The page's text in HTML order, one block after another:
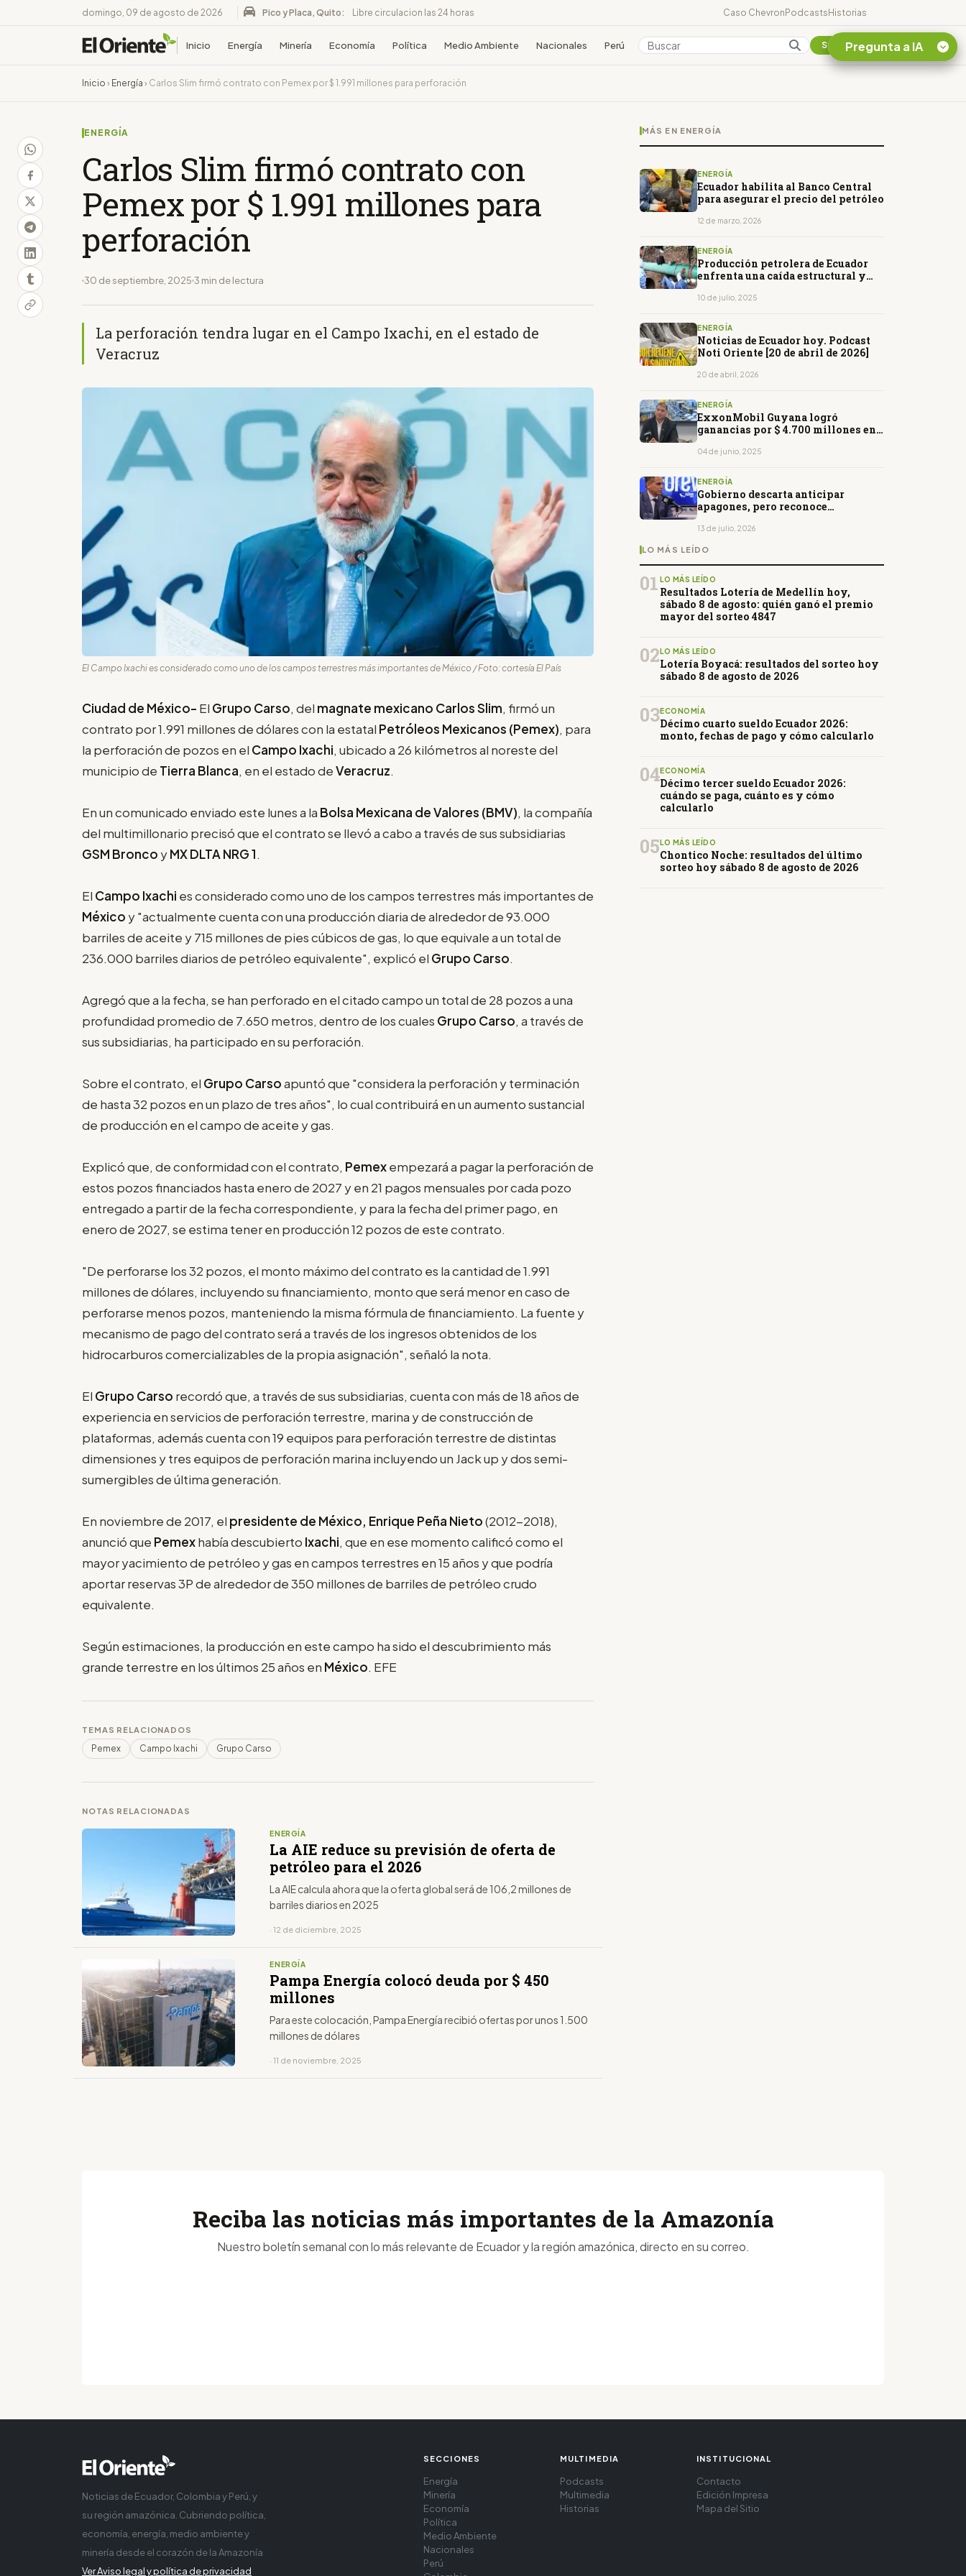
domingo, 09 de agosto de 2026 Pico y Placa, Quito: Libre circulacion las 24 horas Caso ChevronPodcastsHistorias
Inicio Energía Minería Economía Política Medio Ambiente Nacionales Perú Colombia Suscribirse
Inicio › Energía › Carlos Slim firmó contrato con Pemex por $ 1.991 millones para perforación
ENERGÍA
Carlos Slim firmó contrato con
Pemex por $ 1.991 millones para
perforación
30 de septiembre, 2025 3 min de lectura
La perforación tendra lugar en el Campo Ixachi, en el estado de
Veracruz
El Campo Ixachi es considerado como uno de los campos terrestres más importantes de México / Foto: cortesía El País
Ciudad de México- El Grupo Carso, del magnate mexicano Carlos Slim, firmó un
contrato por 1.991 millones de dólares con la estatal Petróleos Mexicanos (Pemex), para
la perforación de pozos en el Campo Ixachi, ubicado a 26 kilómetros al noreste del
municipio de Tierra Blanca, en el estado deVeracruz.
En un comunicado enviado este lunes a la Bolsa Mexicana de Valores (BMV), la compañía
del multimillonario precisó que el contrato se llevó a cabo a través de sus subsidiarias
GSM Bronco yMX DLTA NRG 1.
El Campo Ixachi es considerado como uno de los campos terrestres más importantes de
México y "actualmente cuenta con una producción diaria de alrededor de 93.000
barriles de aceite y 715 millones de pies cúbicos de gas, lo que equivale a un total de
236.000 barriles diarios de petróleo equivalente", explicó el Grupo Carso.
Agregó que a la fecha, se han perforado en el citado campo un total de 28 pozos a una
profundidad promedio de 7.650 metros, dentro de los cuales Grupo Carso, a través de
sus subsidiarias, ha participado en su perforación.
Sobre el contrato, el Grupo Carsoapuntó que "considera la perforación y terminación
de hasta 32 pozos en un plazo de tres años", lo cual contribuirá en un aumento sustancial
de producción en el campo de aceite y gas.
Explicó que, de conformidad con el contrato, Pemexempezará a pagar la perforación de
estos pozos financiados hasta enero de 2027 y en 21 pagos mensuales por cada pozo
entregado a partir de la fecha correspondiente, y para la fecha del primer pago, en
enero de 2027, se estima tener en producción 12 pozos de este contrato.
"De perforarse los 32 pozos, el monto máximo del contrato es la cantidad de 1.991
millones de dólares, incluyendo su financiamiento, monto que será menor en caso de
perforarse menos pozos, manteniendo la misma fórmula de financiamiento. La fuente y
mecanismo de pago del contrato será a través de los ingresos obtenidos de los
hidrocarburos comercializables de la propia asignación", señaló la nota.
El Grupo Carso recordó que, a través de sus subsidiarias, cuenta con más de 18 años de
experiencia en servicios de perforación terrestre, marina y de construcción de
plataformas, además cuenta con 19 equipos para perforación terrestre de distintas
dimensiones y tres equipos de perforación marina incluyendo un Jack up y dos semi-
sumergibles de última generación.
En noviembre de 2017, el presidente de México, Enrique Peña Nieto(2012-2018),
anunció que Pemexhabía descubierto Ixachi, que en ese momento calificó como el
mayor yacimiento de petróleo y gas en campos terrestres en 15 años y que podría
aportar reservas 3P de alrededor de 350 millones de barriles de petróleo crudo
equivalente.
Según estimaciones, la producción en este campo ha sido el descubrimiento más
grande terrestre en los últimos 25 años en México. EFE
TEMAS RELACIONADOS
Pemex Campo Ixachi Grupo Carso
NOTAS RELACIONADAS
ENERGÍA
La AIE reduce su previsión de oferta de
petróleo para el 2026
La AIE calcula ahora que la oferta global será de 106,2 millones de
barriles diarios en 2025
· 12 de diciembre, 2025
ENERGÍA
Pampa Energía colocó deuda por $ 450
millones
Para este colocación, Pampa Energía recibió ofertas por unos 1.500
millones de dólares
· 11 de noviembre, 2025
MÁS EN ENERGÍA
ENERGÍA
Ecuador habilita al Banco Central
para asegurar el precio del petróleo
12 de marzo, 2026
ENERGÍA
Producción petrolera de Ecuador
enfrenta una caída estructural y
10 de julio, 2025
ENERGÍA
Noticias de Ecuador hoy. Podcast
Noti Oriente [20 de abril de 2026]
20 de abril, 2026
ENERGÍA
ExxonMobil Guyana logró
ganancias por $ 4.700 millones en
04 de junio, 2025
ENERGÍA
Gobierno descarta anticipar
apagones, pero reconoce
El Niño
13 de julio, 2026
LO MÁS LEÍDO
01 LO MÁS LEÍDO
Resultados Lotería de Medellín hoy,
sábado 8 de agosto: quién ganó el premio
mayor del sorteo 4847
02 LO MÁS LEÍDO
Lotería Boyacá: resultados del sorteo hoy
sábado 8 de agosto de 2026
03ECONOMÍA
Décimo cuarto sueldo Ecuador 2026:
monto, fechas de pago y cómo calcularlo
04ECONOMÍA
Décimo tercer sueldo Ecuador 2026:
cuándo se paga, cuánto es y cómo
calcularlo
05 LO MÁS LEÍDO
Chontico Noche: resultados del último
sorteo hoy sábado 8 de agosto de 2026
Pregunta a IA
¿En que consiste la
Reciba las noticias más importantes de la Amazonía
Nuestro boletín semanal con lo más relevante de Ecuador y la región amazónica, directo en su correo.
Noticias de Ecuador, Colombia y Perú, y
su región amazónica. Cubriendo política,
economía, energía, medio ambiente y
minería desde el corazón de la Amazonía
Ver Aviso legal y política de privacidad
SECCIONES
Energía
Minería
Economía
Política
Medio Ambiente
Nacionales
Perú
MULTIMEDIA
Podcasts
Multimedia
Historias
INSTITUCIONAL
Contacto
Edición Impresa
Mapa del Sitio